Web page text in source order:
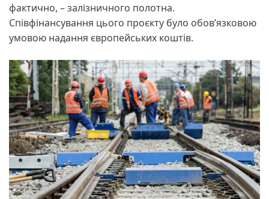
фактично, – залізничного полотна.
Співфінансування цього проєкту було обов’язковою
умовою надання європейських коштів.